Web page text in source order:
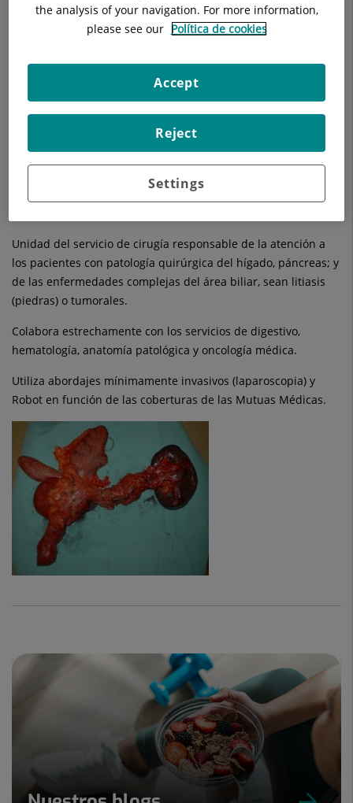
Unidad del servicio de cirugía responsable de la atención a
los pacientes con patología quirúrgica del hígado, páncreas; y
de las enfermedades complejas del área biliar, sean litiasis
(piedras) o tumorales.
Colabora estrechamente con los servicios de digestivo,
hematología, anatomía patológica y oncología médica.
Utiliza abordajes mínimamente invasivos (laparoscopia) y
Robot en función de las coberturas de las Mutuas Médicas.
the analysis of your navigation. For more information,
please see our Política de cookies
Settings
Reject
Accept